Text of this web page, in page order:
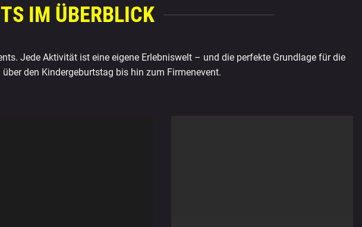
IM ÜBERBLICK
Jede Aktivität ist eine eigene Erlebniswelt – und die perfekte Grundlage für die
den Kindergeburtstag bis hin zum Firmenevent.